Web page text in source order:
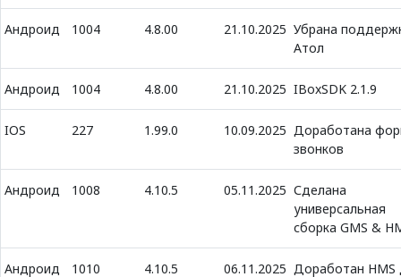
Андроид 1004 4.8.00 21.10.2025 Убрана
Атол
Андроид 1004 4.8.00 21.10.2025 IBoxSDK 2.1.9
IOS 227 1.99.0 10.09.2025 Доработана
звонков
Андроид 1008 4.10.5 05.11.2025 Сделана
универсальная
сборка GMS &
Андроид 1010 4.10.5 06.11.2025 Доработан HMS